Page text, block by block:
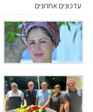
עדכונים אחרונים